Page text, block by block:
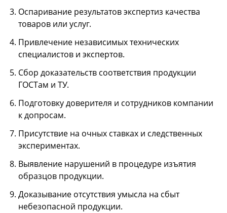
Оспаривание результатов экспертиз качества
товаров или услуг.
Привлечение независимых технических
специалистов и экспертов.
Сбор доказательств соответствия продукции
ГОСТам и ТУ.
Подготовку доверителя и сотрудников компании
к допросам.
Присутствие на очных ставках и следственных
экспериментах.
Выявление нарушений в процедуре изъятия
образцов продукции.
Доказывание отсутствия умысла на сбыт
небезопасной продукции.